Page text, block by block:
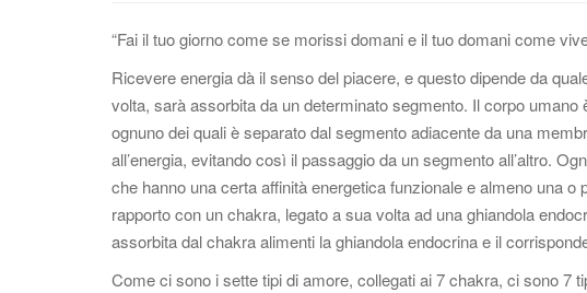
“Fai il tuo giorno come se morissi domani e il tuo domani come
Ricevere energia dà il senso del piacere, e questo dipende da
volta, sarà assorbita da un determinato segmento. Il corpo
ognuno dei quali è separato dal segmento adiacente da una
all’energia, evitando così il passaggio da un segmento all’altro.
che hanno una certa affinità energetica funzionale e almeno una
rapporto con un chakra, legato a sua volta ad una ghiandola
assorbita dal chakra alimenti la ghiandola endocrina e il
Come ci sono i sette tipi di amore, collegati ai 7 chakra, ci sono 7